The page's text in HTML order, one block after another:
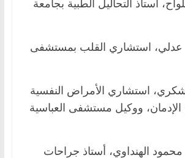
أستاذ التحاليل الطبية بجامعة
عدلي، استشاري القلب بمستشفى
استشاري الأمراض النفسية
الإدمان، ووكيل مستشفى العباسية
الهنداوي، أستاذ جراحات